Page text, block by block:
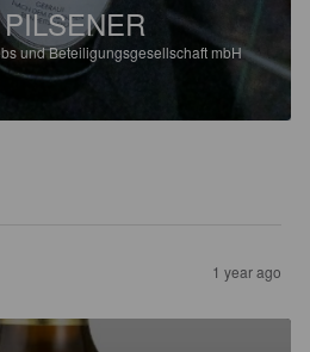
und Beteiligungsgesellschaft mbH
1 year ago